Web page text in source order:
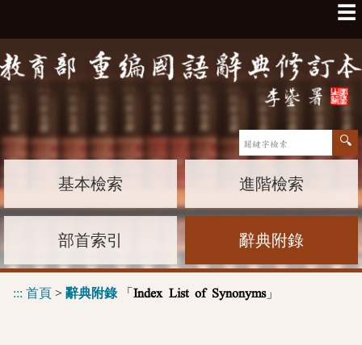
☰
基本檢索 進階檢索
部首索引 辭典附錄
::: 首頁 > 辭典附錄「 Index List of Synonyms」